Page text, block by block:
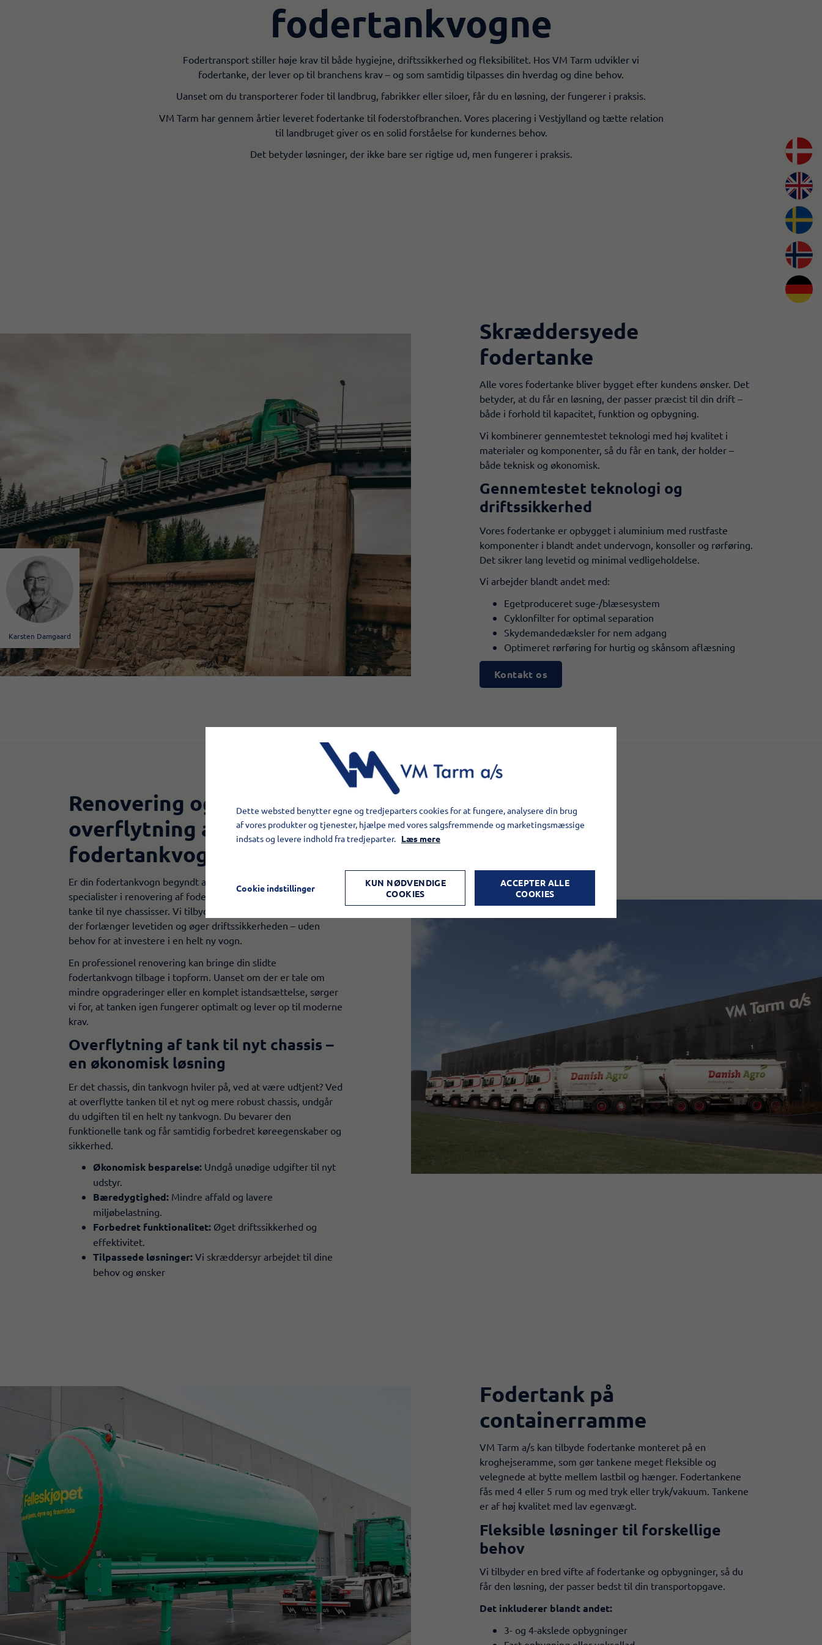
Karsten Damgaard
fodertankvogne
Fodertransport stiller høje krav til både hygiejne, driftssikkerhed og fleksibilitet. Hos VM Tarm udvikler vi
fodertanke, der lever op til branchens krav – og som samtidig tilpasses din hverdag og dine behov.
Uanset om du transporterer foder til landbrug, fabrikker eller siloer, får du en løsning, der fungerer i praksis.
VM Tarm har gennem årtier leveret fodertanke til foderstofbranchen. Vores placering i Vestjylland og tætte relation
til landbruget giver os en solid forståelse for kundernes behov.
Det betyder løsninger, der ikke bare ser rigtige ud, men fungerer i praksis.
Skræddersyede
fodertanke
​Alle vores fodertanke bliver bygget efter kundens ønsker. Det
betyder, at du får en løsning, der passer præcist til din drift –
både i forhold til kapacitet, funktion og opbygning.
Vi kombinerer gennemtestet teknologi med høj kvalitet i
materialer og komponenter, så du får en tank, der holder –
både teknisk og økonomisk.
Gennemtestet teknologi og
driftssikkerhed
Vores fodertanke er opbygget i aluminium med rustfaste
komponenter i blandt andet undervogn, konsoller og rørføring.
Det sikrer lang levetid og minimal vedligeholdelse.
Vi arbejder blandt andet med:
Egetproduceret suge-/blæsesystem
Cyklonfilter for optimal separation
Skydemandedæksler for nem adgang
Optimeret rørføring for hurtig og skånsom aflæsning
Kontakt os
Renovering og
overflytning af
fodertankvogne
​Er din fodertankvogn begyndt at vise tegn på slid? Hos os er vi
specialister i renovering af fodertankvogne og overflytning af
tanke til nye chassisser. Vi tilbyder skræddersyede løsninger,
der forlænger levetiden og øger driftssikkerheden – uden
behov for at investere i en helt ny vogn.
En professionel renovering kan bringe din slidte
fodertankvogn tilbage i topform. Uanset om der er tale om
mindre opgraderinger eller en komplet istandsættelse, sørger
vi for, at tanken igen fungerer optimalt og lever op til moderne
krav.
Overflytning af tank til nyt chassis –
en økonomisk løsning
Er det chassis, din tankvogn hviler på, ved at være udtjent? Ved
at overflytte tanken til et nyt og mere robust chassis, undgår
du udgiften til en helt ny tankvogn. Du bevarer den
funktionelle tank og får samtidig forbedret køreegenskaber og
sikkerhed.
Økonomisk besparelse: Undgå unødige udgifter til nyt
udstyr.
Bæredygtighed: Mindre affald og lavere
miljøbelastning.
Forbedret funktionalitet: Øget driftssikkerhed og
effektivitet.
Tilpassede løsninger: Vi skræddersyr arbejdet til dine
behov og ønsker
Fodertank på
containerramme
​VM Tarm a/s kan tilbyde fodertanke monteret på en
kroghejseramme, som gør tankene meget fleksible og
velegnede at bytte mellem lastbil og hænger. Fodertankene
fås med 4 eller 5 rum og med tryk eller tryk/vakuum. Tankene
er af høj kvalitet med lav egenvægt.​​
Fleksible løsninger til forskellige
behov
Vi tilbyder en bred vifte af fodertanke og opbygninger, så du
får den løsning, der passer bedst til din transportopgave.
Det inkluderer blandt andet:
3- og 4-akslede opbygninger
Dette websted benytter egne og tredjeparters cookies for at fungere, analysere din brug
af vores produkter og tjenester, hjælpe med vores salgsfremmende og marketingsmæssige
indsats og levere indhold fra tredjeparter. Læs mere
Cookie indstillinger
KUN NØDVENDIGE
COOKIES
ACCEPTER ALLE
COOKIES